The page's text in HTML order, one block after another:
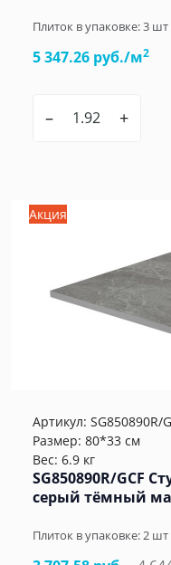
Плиток в упаковке:3 шт
5 347.26 руб./м2
– +
Акция
Артикул: SG850890R/
Размер: 80*33 см
Вес: 6.9 кг
SG850890R/GCF
серый тёмный
Плиток в упаковке:2 шт